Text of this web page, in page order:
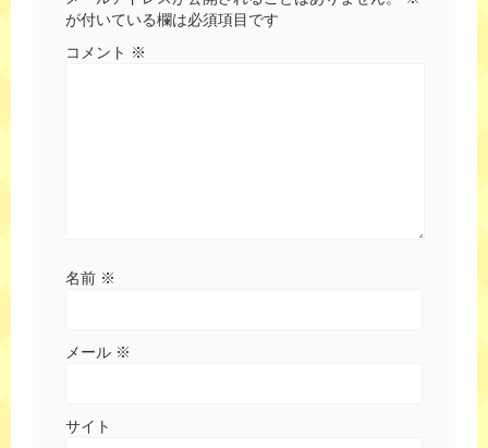
が付いている欄は必須項目です
コメント ※
名前 ※
メール ※
サイト